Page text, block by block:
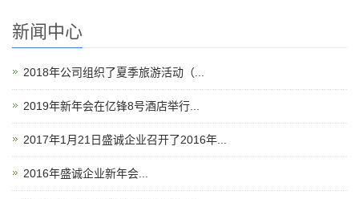
新闻中心
2018年公司组织了夏季旅游活动（...
2019年新年会在亿锋8号酒店举行...
2017年1月21日盛诚企业召开了2016年...
2016年盛诚企业新年会...